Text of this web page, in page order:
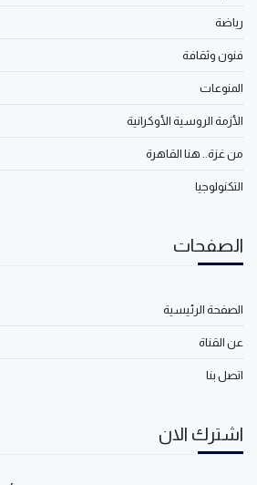
رياضة
فنون وثقافة
المنوعات
الأزمة الروسية الأوكرانية
من غزة.. هنا القاهرة
التكنولوجيا
الصفحات
الصفحة الرئيسية
عن القناة
اتصل بنا
اشترك الان